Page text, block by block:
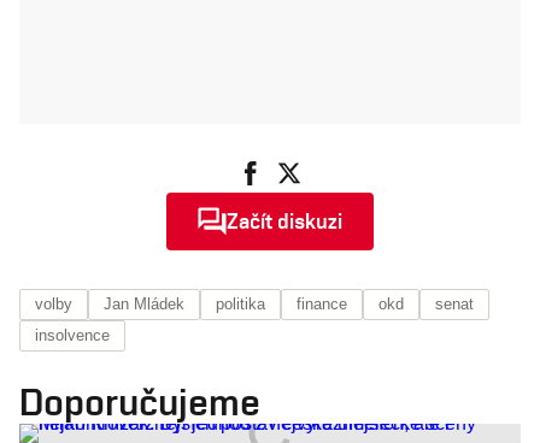
Začít diskuzi
volby Jan Mládek politika finance okd
senat
insolvence
Doporučujeme